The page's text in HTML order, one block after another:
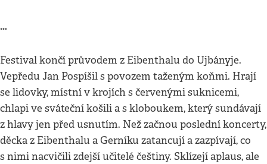
…
Festival končí průvodem z Eibenthalu do Ujbányje.
Vepředu Jan Pospíšil s povozem taženým koňmi. Hrají
se lidovky, místní v krojích s červenými suknicemi,
chlapi ve sváteční košili a s kloboukem, který sundávají
z hlavy jen před usnutím. Než začnou poslední koncerty,
děcka z Eibenthalu a Gerníku zatancují a zazpívají, co
s nimi nacvičili zdejší učitelé češtiny. Sklízejí aplaus, ale